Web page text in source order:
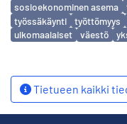
sosioekonominen asema
työssäkäynti
työttömyys
ulkomaalaiset
väestö
Tietueen kaikki